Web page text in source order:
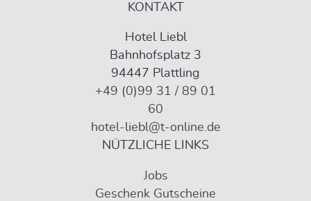
KONTAKT
Hotel Liebl
Bahnhofsplatz 3
94447 Plattling
+49 (0)99 31 / 89 01
60
hotel-liebl@t-online.de
NÜTZLICHE LINKS
Jobs
Geschenk Gutscheine